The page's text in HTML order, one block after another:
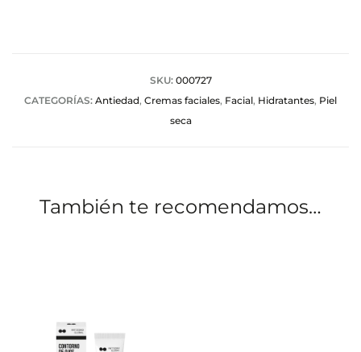
c
SKU: 000727
CATEGORÍAS: Antiedad, Cremas faciales, Facial, Hidratantes, Piel
seca
También te recomendamos…